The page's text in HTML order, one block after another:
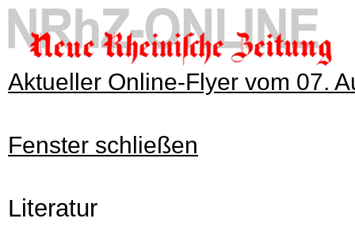
Aktueller Online-Flyer vom 07.
Fenster schließen
Literatur